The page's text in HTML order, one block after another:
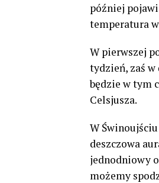
później
temperatura
W pierwszej
tydzień, zaś
będzie w tym
Celsjusza.
W
deszczowa
jednodniowy
możemy